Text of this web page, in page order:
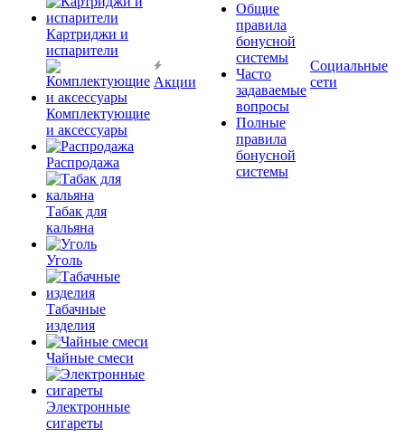
Картриджи и
испарители
Комплектующие
и аксессуары
Распродажа
Табак для
кальяна
Уголь
Табачные
изделия
Чайные смеси
Электронные
сигареты
Акции
Общие
правила
бонусной
системы
Часто
задаваемые
вопросы
Полные
правила
бонусной
системы
Социальные
сети